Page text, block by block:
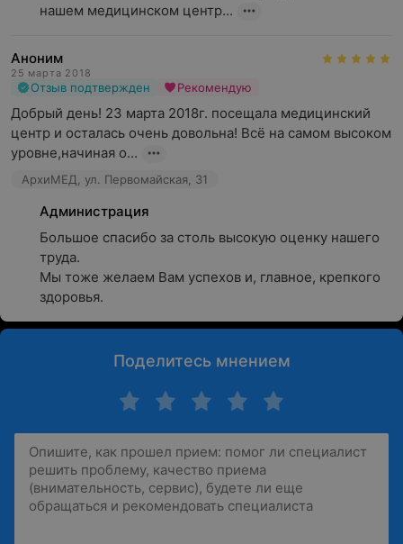
нашем медицинском центр...
Аноним
25 марта 2018
Отзыв подтвержден Рекомендую
Добрый день! 23 марта 2018г. посещала медицинский
центр и осталась очень довольна! Всё на самом высоком
уровне,начиная о...
АрхиМЕД, ул. Первомайская, 31
Администрация
Большое спасибо за столь высокую оценку нашего
труда.
Мы тоже желаем Вам успехов и, главное, крепкого
здоровья.
Поделитесь мнением